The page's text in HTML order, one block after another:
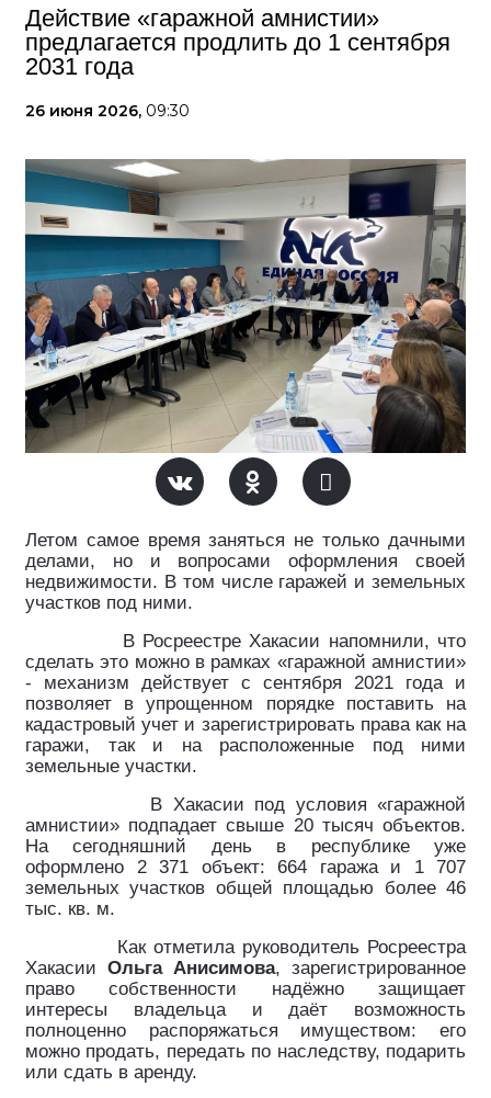
Действие «гаражной амнистии»
предлагается продлить до 1 сентября
2031 года
26 июня 2026, 09:30
Летом самое время заняться не только дачными
делами, но и вопросами оформления своей
недвижимости. В том числе гаражей и земельных
участков под ними.
В Росреестре Хакасии напомнили, что
сделать это можно в рамках «гаражной амнистии»
- механизм действует с сентября 2021 года и
позволяет в упрощенном порядке поставить на
кадастровый учет и зарегистрировать права как на
гаражи, так и на расположенные под ними
земельные участки.
В Хакасии под условия «гаражной
амнистии» подпадает свыше 20 тысяч объектов.
На сегодняшний день в республике уже
оформлено 2 371 объект: 664 гаража и 1 707
земельных участков общей площадью более 46
тыс. кв. м.
Как отметила руководитель Росреестра
Хакасии Ольга Анисимова, зарегистрированное
право собственности надёжно защищает
интересы владельца и даёт возможность
полноценно распоряжаться имуществом: его
можно продать, передать по наследству, подарить
или сдать в аренду.